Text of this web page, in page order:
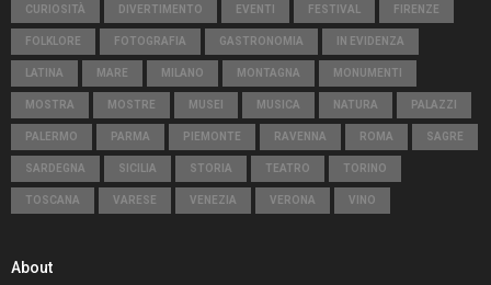
CURIOSITÀ DIVERTIMENTO EVENTI FESTIVAL FIRENZE
FOLKLORE FOTOGRAFIA GASTRONOMIA IN EVIDENZA
LATINA MARE MILANO MONTAGNA MONUMENTI
MOSTRA MOSTRE MUSEI MUSICA NATURA PALAZZI
PALERMO PARMA PIEMONTE RAVENNA ROMA SAGRE
SARDEGNA SICILIA STORIA TEATRO TORINO
TOSCANA VARESE VENEZIA VERONA VINO
About